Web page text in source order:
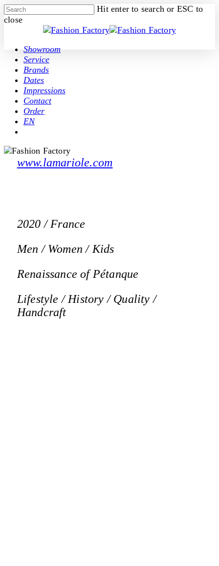
Skip
to
Hit enter to search or ESC to
close
MenuShowroom
Service
Brands
Dates
Impressions
Contact
Order
EN
www.lamariole.com
2020 / France
Men / Women / Kids
Renaissance of Pétanque
Lifestyle / History / Quality /
Handcraft